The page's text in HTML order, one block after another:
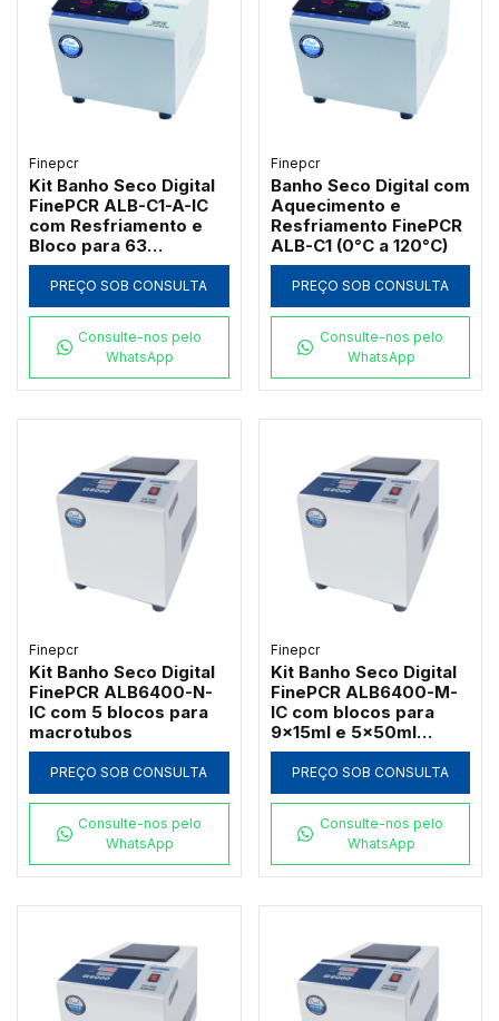
Finepcr
Kit Banho Seco Digital
FinePCR ALB-C1-A-IC
com Resfriamento e
Bloco para 63
Microtubos 0,5ml
PREÇO SOB CONSULTA
Consulte-nos pelo
WhatsApp
Finepcr
Banho Seco Digital com
Aquecimento e
Resfriamento FinePCR
ALB-C1 (0°C a 120°C)
PREÇO SOB CONSULTA
Consulte-nos pelo
WhatsApp
Finepcr
Kit Banho Seco Digital
FinePCR ALB6400-N-
IC com 5 blocos para
macrotubos
PREÇO SOB CONSULTA
Consulte-nos pelo
WhatsApp
Finepcr
Kit Banho Seco Digital
FinePCR ALB6400-M-
IC com blocos para
9x15ml e 5x50ml
Falcon
PREÇO SOB CONSULTA
Consulte-nos pelo
WhatsApp